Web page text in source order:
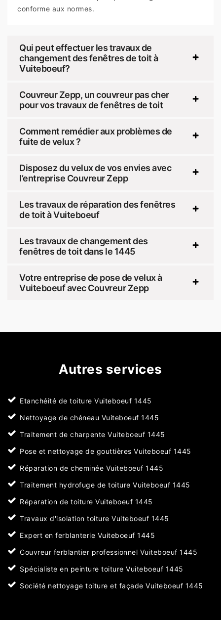
conforme aux normes.
Qui peut effectuer les travaux de
changement des fenêtres de toit à
Vuiteboeuf?
Couvreur Zepp, un couvreur pas cher
pour vos travaux de fenêtres de toit
Comment remédier aux problèmes de
fuite de velux ?
Disposez du velux de vos envies avec
l’entreprise Couvreur Zepp
Les travaux de réparation des fenêtres
de toit à Vuiteboeuf
Les travaux de changement des
fenêtres de toit dans le 1445
Votre entreprise de pose de velux à
Vuiteboeuf avec Couvreur Zepp
Autres services
Etanchéité de toiture Vuiteboeuf 1445
Nettoyage de chéneau Vuiteboeuf 1445
Traitement de charpente Vuiteboeuf 1445
Pose et nettoyage de gouttières Vuiteboeuf 1445
Réparation de cheminée Vuiteboeuf 1445
Traitement hydrofuge de toiture Vuiteboeuf 1445
Réparation de toiture Vuiteboeuf 1445
Travaux d'isolation toiture Vuiteboeuf 1445
Expert en ferblanterie Vuiteboeuf 1445
Couvreur ferblantier professionnel Vuiteboeuf 1445
Spécialiste en peinture toiture Vuiteboeuf 1445
Société nettoyage toiture et façade Vuiteboeuf 1445